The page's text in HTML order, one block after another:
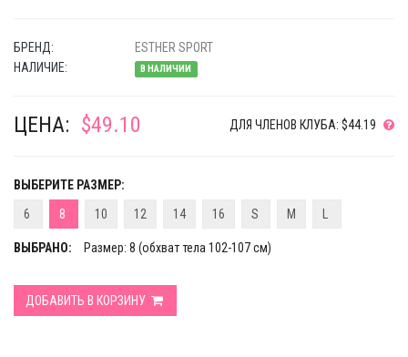
БРЕНД:
ESTHER SPORT
НАЛИЧИЕ:
В НАЛИЧИИ
ЦЕНА: $49.10 ДЛЯ ЧЛЕНОВ КЛУБА: $44.19
ВЫБЕРИТЕ РАЗМЕР:
6
8 10 12 14 16 S M
ВЫБРАНО: Размер: 8 (обхват тела 102-107 см)
ДОБАВИТЬ В КОРЗИНУ